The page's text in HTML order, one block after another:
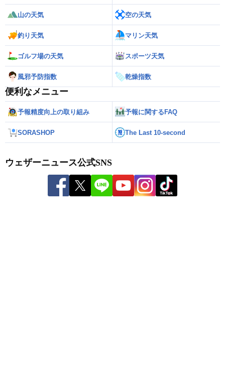
山の天気 空の天気
釣り天気 マリン天気
ゴルフ場の天気 スポーツ天気
風邪予防指数 乾燥指数
便利なメニュー
予報精度向上の取り組み 予報に関するFAQ
SORASHOP The Last 10-second
ウェザーニュース公式SNS